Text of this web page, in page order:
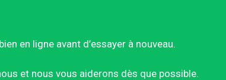
en ligne avant d’essayer à nouveau.
et nous vous aiderons dès que possible.